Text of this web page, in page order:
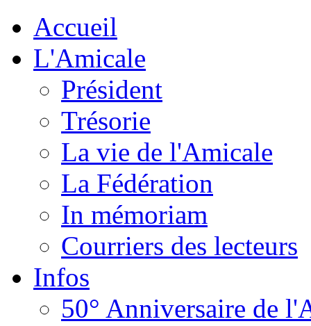
Accueil
L'Amicale
Président
Trésorie
La vie de l'Amicale
La Fédération
In mémoriam
Courriers des lecteurs
Infos
50° Anniversaire de